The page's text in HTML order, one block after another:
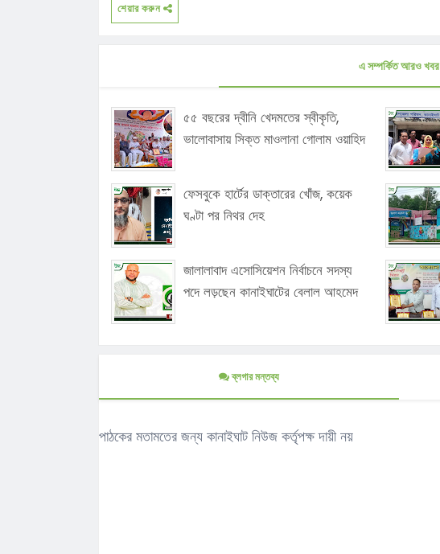
শেয়ার করুন
এ সম্পর্কিত আরও খবর
৫৫ বছরের দ্বীনি খেদমতের স্বীকৃতি,
ভালোবাসায় সিক্ত মাওলানা গোলাম ওয়াহিদ
ফেসবুকে হার্টের ডাক্তারের খোঁজ, কয়েক
ঘণ্টা পর নিথর দেহ
জালালাবাদ এসোসিয়েশন নির্বাচনে সদস্য
পদে লড়ছেন কানাইঘাটের বেলাল আহমেদ
ব্লগার মন্তব্য
পাঠকের মতামতের জন্য কানাইঘাট নিউজ কর্তৃপক্ষ দায়ী নয়